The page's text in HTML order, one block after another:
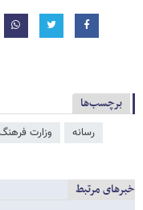
برچسب‌ها
رسانه وزارت
خبرهای مرتبط